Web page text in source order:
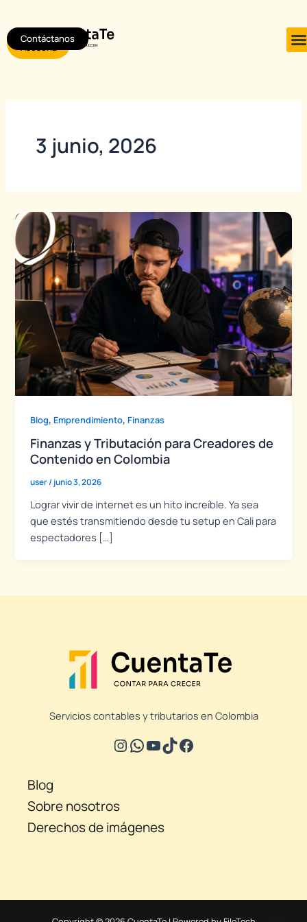
contenido
Agendar
Asesoría
Contáctanos
3 junio, 2026
Blog,Emprendimiento,Finanzas
Finanzas y Tributación para Creadores de
Contenido en Colombia
user/ junio 3, 2026
Lograr vivir de internet es un hito increíble. Ya sea
que estés transmitiendo desde tu setup en Cali para
espectadores […]
Servicios contables y tributarios en Colombia
Blog
Sobre nosotros
Derechos de imágenes